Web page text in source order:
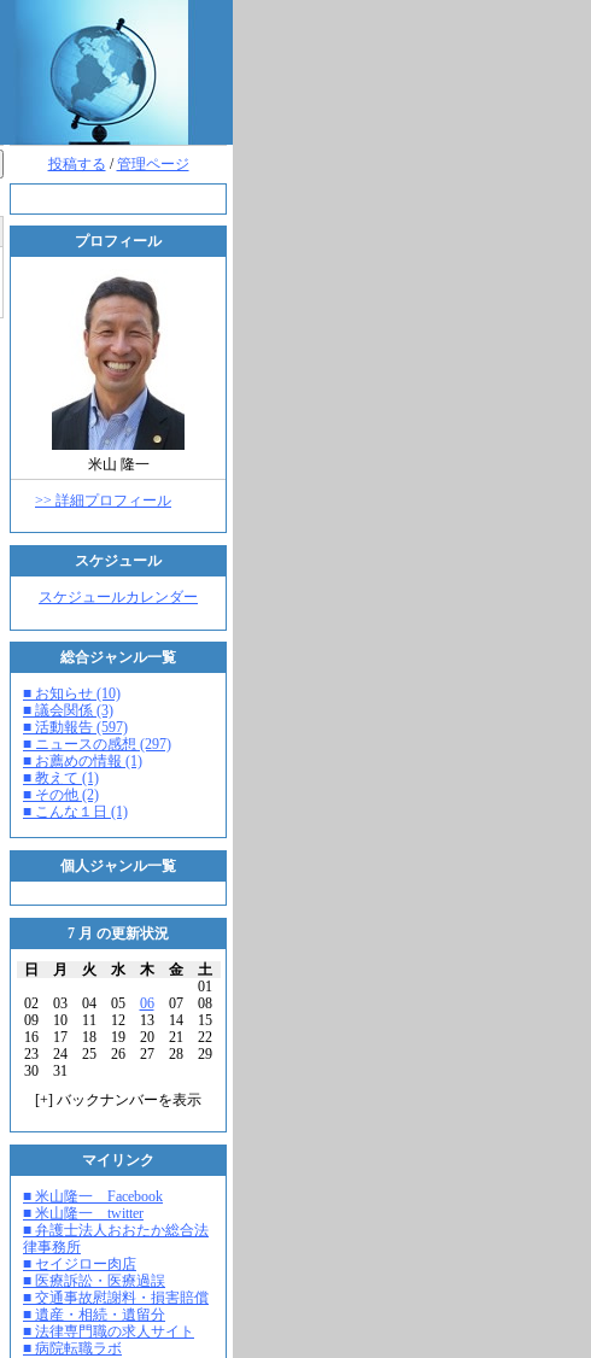
投稿する /管理ページ
プロフィール
米山 隆一
>> 詳細プロフィール
スケジュール
スケジュールカレンダー
総合ジャンル一覧
■ お知らせ (10)
■ 議会関係 (3)
■ 活動報告 (597)
■ ニュースの感想 (297)
■ お薦めの情報 (1)
■ 教えて (1)
■ その他 (2)
■ こんな１日 (1)
個人ジャンル一覧
7 月 の更新状況
日 月 火 水 木 金
土
01
02
03 04 05 06 07
08
09
10 11 12 13 14
15
16
17 18 19 20 21
22
23
24 25 26 27 28
29
30
31
[+] バックナンバーを表示
マイリンク
■ 米山隆一 Facebook
■ 米山隆一 twitter
■ 弁護士法人おおたか総合法
律事務所
■ セイジロー肉店
■ 医療訴訟・医療過誤
■ 交通事故慰謝料・損害賠償
■ 遺産・相続・遺留分
■ 法律専門職の求人サイト
■ 病院転職ラボ